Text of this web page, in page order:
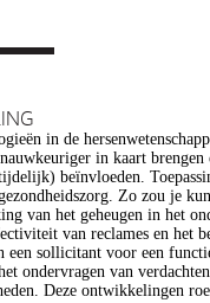
in de
nauwkeuriger in kaart
beïnvloeden.
Zo zou je
van het geheugen in het
van reclames en het
een sollicitant voor een
ondervragen van
Deze ontwikkelingen
meer op het gebied van de
stigmatisering),
in ons normen en waarden
van een aantal van
zorg. Het doel van dit
ontwikkeling van
te realiseren,